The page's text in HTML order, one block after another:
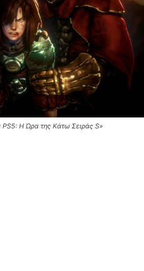
PS5: Η Ώρα της Κάτω Σειράς S»